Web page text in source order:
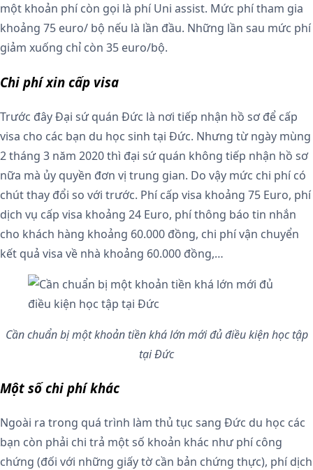
một khoản phí còn gọi là phí Uni assist. Mức phí tham gia
khoảng 75 euro/ bộ nếu là lần đầu. Những lần sau mức phí
giảm xuống chỉ còn 35 euro/bộ.
Chi phí xin cấp visa
Trước đây Đại sứ quán Đức là nơi tiếp nhận hồ sơ để cấp
visa cho các bạn du học sinh tại Đức. Nhưng từ ngày mùng
2 tháng 3 năm 2020 thì đại sứ quán không tiếp nhận hồ sơ
nữa mà ủy quyền đơn vị trung gian. Do vậy mức chi phí có
chút thay đổi so với trước. Phí cấp visa khoảng 75 Euro, phí
dịch vụ cấp visa khoảng 24 Euro, phí thông báo tin nhắn
cho khách hàng khoảng 60.000 đồng, chi phí vận chuyển
kết quả visa về nhà khoảng 60.000 đồng,…
Cần chuẩn bị một khoản tiền khá lớn mới đủ điều kiện học tập
tại Đức
Một số chi phí khác
Ngoài ra trong quá trình làm thủ tục sang Đức du học các
bạn còn phải chi trả một số khoản khác như phí công
chứng (đối với những giấy tờ cần bản chứng thực), phí dịch